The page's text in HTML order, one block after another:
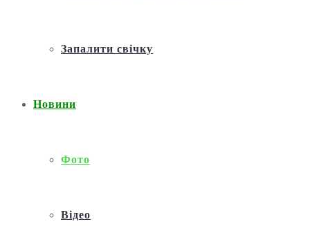
Запалити свічку
Новини
Фото
Відео